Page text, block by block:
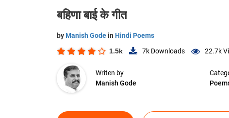
बहिणा बाई के गीत
by Manish Godein Hindi Poems
1.5k 7k Downloads 22.7k
Writen by
Manish Gode